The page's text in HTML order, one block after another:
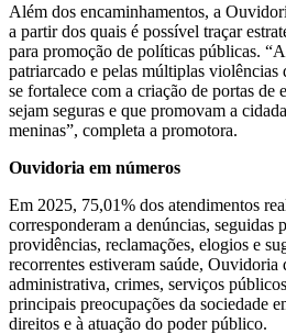
Além dos encaminhamentos, a
a partir dos quais é possível traçar
para promoção de políticas públicas.
patriarcado e pelas múltiplas violências
se fortalece com a criação de portas de
sejam seguras e que promovam a
meninas”, completa a promotora.
Ouvidoria em números
Em 2025, 75,01% dos atendimentos
corresponderam a denúncias, seguidas
providências, reclamações, elogios e
recorrentes estiveram saúde,
administrativa, crimes, serviços
principais preocupações da sociedade
direitos e à atuação do poder público.